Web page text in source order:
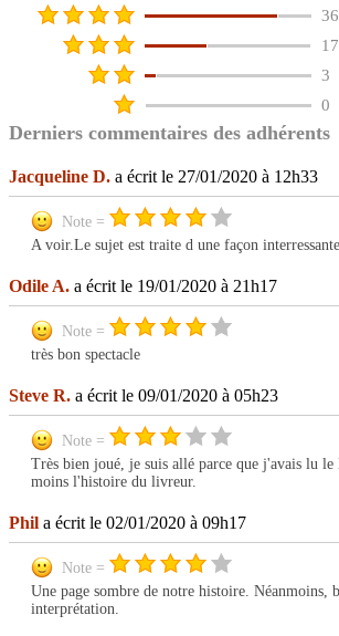
36
17
3
0
Derniers commentaires des adhérents
Jacqueline D. a écrit le 27/01/2020 à 12h33
Note =
A voir.Le sujet est traite d une façon
Odile A. a écrit le 19/01/2020 à 21h17
Note =
très bon spectacle
Steve R. a écrit le 09/01/2020 à 05h23
Note =
Très bien joué, je suis allé parce que j'avais lu
moins l'histoire du livreur.
Phil a écrit le 02/01/2020 à 09h17
Note =
Une page sombre de notre histoire. Néanmoins,
interprétation.